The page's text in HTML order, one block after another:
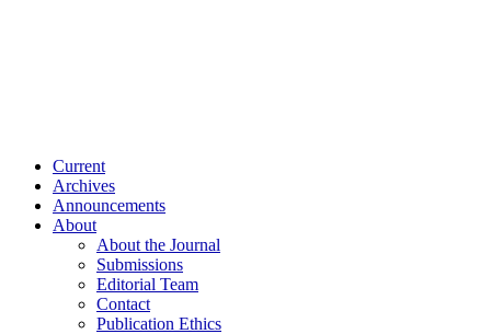
Current
Archives
Announcements
About
About the Journal
Submissions
Editorial Team
Contact
Publication Ethics